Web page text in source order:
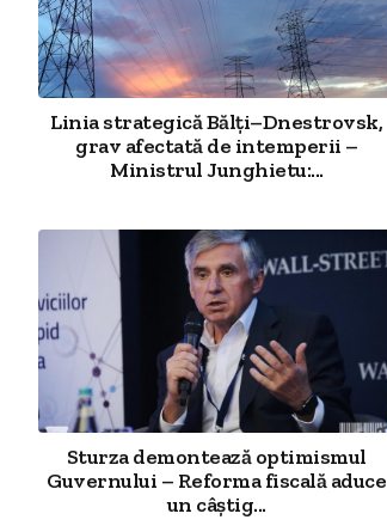
Linia strategică Bălți–Dnestrovsk,
grav afectată de intemperii –
Ministrul Junghietu:...
Sturza demontează optimismul
Guvernului – Reforma fiscală aduce
un câștig...